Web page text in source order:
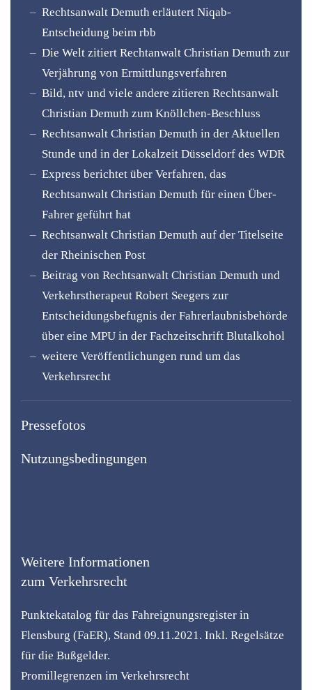
Rechtsanwalt Demuth erläutert Niqab-
Entscheidung beim rbb
Die Welt zitiert Rechtanwalt Christian Demuth zur
Verjährung von Ermittlungsverfahren
Bild, ntv und viele andere zitieren Rechtsanwalt
Christian Demuth zum Knöllchen-Beschluss
Rechtsanwalt Christian Demuth in der Aktuellen
Stunde und in der Lokalzeit Düsseldorf des WDR
Express berichtet über Verfahren, das
Rechtsanwalt Christian Demuth für einen Über-
Fahrer geführt hat
Rechtsanwalt Christian Demuth auf der Titelseite
der Rheinischen Post
Beitrag von Rechtsanwalt Christian Demuth und
Verkehrstherapeut Robert Seegers zur
Entscheidungsbefugnis der Fahrerlaubnisbehörde
über eine MPU in der Fachzeitschrift Blutalkohol
weitere Veröffentlichungen rund um das
Verkehrsrecht
Pressefotos
Nutzungsbedingungen
Weitere Informationen
zum Verkehrsrecht
Punktekatalog für das Fahreignungsregister in
Flensburg (FaER), Stand 09.11.2021. Inkl. Regelsätze
für die Bußgelder.
Promillegrenzen im Verkehrsrecht